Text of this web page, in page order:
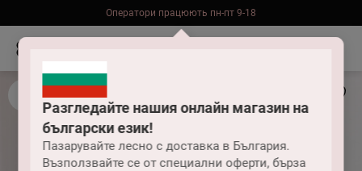
Разгледайте нашия онлайн магазин на
български език!
Пазарувайте лесно с доставка в България.
Възползвайте се от специални оферти, бърза
Оператори працюють пн-пт 9-18
Безкоштовна доставка до складу НП замовлень від 2000 грн